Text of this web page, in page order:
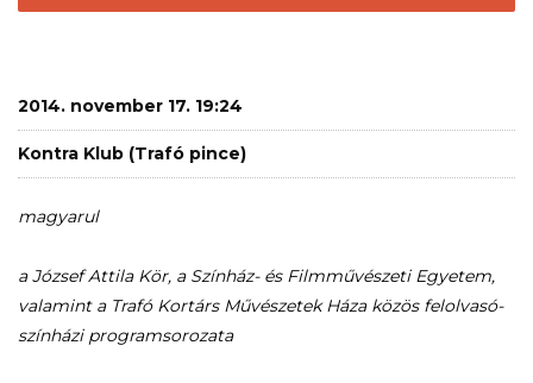
2014. november 17. 19:24
Kontra Klub (Trafó pince)
magyarul
a József Attila Kör, a Színház- és Filmművészeti Egyetem,
valamint a Trafó Kortárs Művészetek Háza közös felolvasó-
színházi programsorozata